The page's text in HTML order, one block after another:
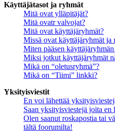
Käyttäjätasot ja ryhmät
Mitä ovat ylläpitäjät?
Mitä ovatr valvojat?
Mitä ovat käyttäjäryhmät?
Missä ovat käyttäjäryhmät ja
Miten pääsen
Miksi jotkut käyttäjäryhmät
Mikä on “oletusryhmä”?
Mikä on “Tiimi” linkki?
Yksityisviestit
En voi lähettää
Saan yksityisviestejä joita en
Olen saanut roskapostia tai
tältä foorumilta!